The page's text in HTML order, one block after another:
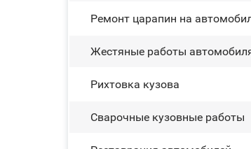
Ремонт царапин на
Жестяные работы
Рихтовка кузова
Сварочные кузовные работы